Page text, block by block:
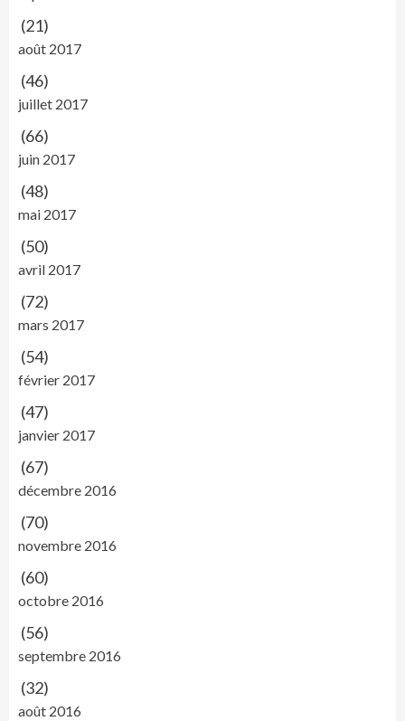
(21)
août 2017
(46)
juillet 2017
(66)
juin 2017
(48)
mai 2017
(50)
avril 2017
(72)
mars 2017
(54)
février 2017
(47)
janvier 2017
(67)
décembre 2016
(70)
novembre 2016
(60)
octobre 2016
(56)
septembre 2016
(32)
août 2016